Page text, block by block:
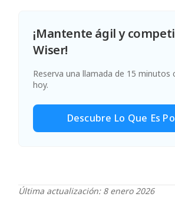
¡Mantente ágil y
Wiser!
Reserva una llamada de 15 minutos
hoy.
Descubre Lo Que Es
Última actualización: 8 enero 2026